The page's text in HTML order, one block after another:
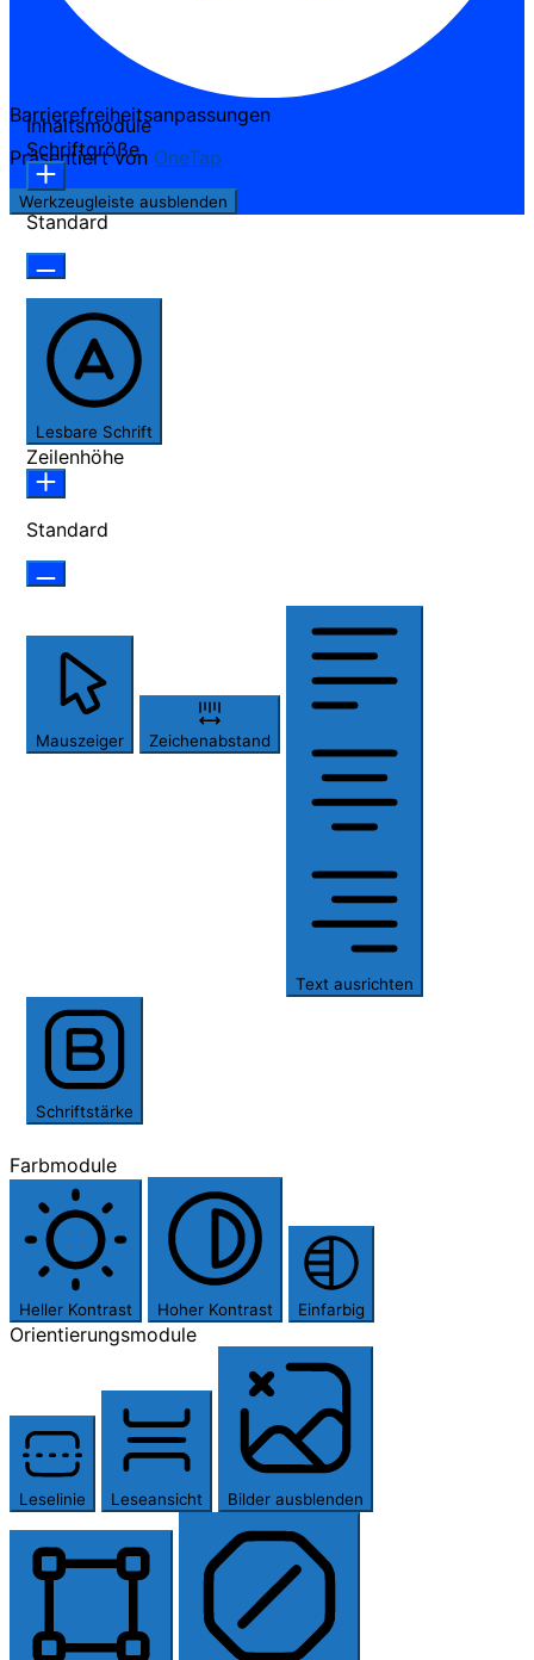
Barrierefreiheitsanpassungen
Präsentiert von OneTap
Werkzeugleiste ausblenden
Inhaltsmodule
Schriftgröße
Standard
Lesbare Schrift
Zeilenhöhe
Standard
Mauszeiger Zeichenabstand
Text ausrichten
Schriftstärke
Farbmodule
Heller Kontrast Hoher Kontrast Einfarbig
Orientierungsmodule
Leselinie Leseansicht Bilder ausblenden